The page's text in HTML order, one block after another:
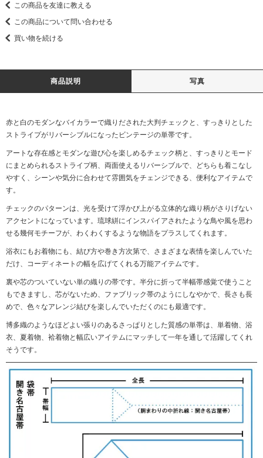
この商品を友達に教える
この商品について問い合わせる
買い物を続ける
商品説明 写真
赤と白のモダンなバイカラーで織りだされた大判チェックと、すっきりとした
ストライプがリバーシブルになったビンテージの単帯です。
アートな存在感とモダンな遊び心を楽しめるチェック柄と、すっきりとモード
にまとめられるストライプ柄、両面使えるリバーシブルで、どちらも着こなし
やすく、シーンや気分に合わせて雰囲気をチェンジできる、便利なアイテムで
す。
チェックのパターンは、光を受けて浮かび上がる立体的な織り柄がさりげない
アクセントになっています。琉球絣にインスパイアされたような鳥や風を思わ
せる幾何モチーフが、わくわくするような物語をプラスしてくれます。
浴衣にもお着物にも、結び方や巻き方次第で、さまざまな表情を楽しんでいた
だけ、コーディネートの幅を広げてくれる万能アイテムです。
裏や芯のついていない単の織りの帯です。半分に折って半幅帯感覚で使うこと
もできますし、芯がないため、ファブリック帯のようにしなやかで、長さも長
めで、色々なアレンジ結びを楽しんでいただくのにも最適です。
博多織のようなほどよい張りのあるさっぱりとした質感の単帯は、単着物、浴
衣、夏着物、袷着物と幅広いアイテムにマッチして一年を通して活躍してくれ
そうです。